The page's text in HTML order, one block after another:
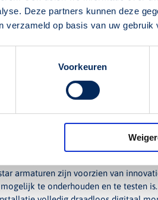
Deze partners kunnen deze
verzameld op basis van uw gebruik
Voorkeuren
voor
dat een gebouw veilig kan worden
om alle vluchtwegen veilig te
van armaturen langs wanden en
naar de uitgang duidelijk maken.
ook bij uitvallen van de stroom
stroomuitval
zijn en direct inschakelen. Dit
armaturen zijn voorzien van
te onderhouden en te testen